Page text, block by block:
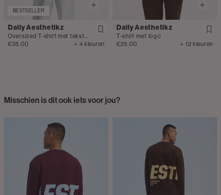
BESTSELLER
Daily Aesthetikz
€35.00
+ 4 kleuren
Daily Aesthetikz
T-shirt met logo
€25.00
+ 12 kleuren
Misschien is dit ook iets voor jou?